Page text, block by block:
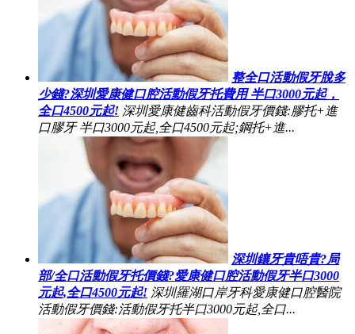
整全口活動假牙脫多
少錢?深圳愛康健口腔活動假牙托費用 半口3000元起，
全口4500元起! 深圳愛康健齒科活動假牙價錢:膠托+進
口膠牙 半口3000元起,全口4500元起;鋼托+進...
深圳鑲牙貴唔貴?局
部/全口活動假牙托價錢?愛康健口腔活動假牙半口3000
元起,全口4500元起! 深圳羅湖口岸牙科愛康健口腔醫院
活動假牙價錢:活動假牙托半口3000元起,全口...